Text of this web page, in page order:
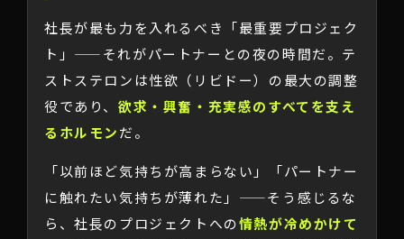
社長が最も力を入れるべき「最重要プロジェク
ト」——それがパートナーとの夜の時間だ。テ
ストステロンは性欲（リビドー）の最大の調整
役であり、 欲求・興奮・充実感のすべてを支え
るホルモンだ。
「以前ほど気持ちが高まらない」「パートナー
に触れたい気持ちが薄れた」——そう感じるな
ら、社長のプロジェクトへの情熱が冷めかけて